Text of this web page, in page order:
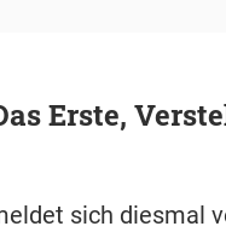
Erste,
sich diesmal